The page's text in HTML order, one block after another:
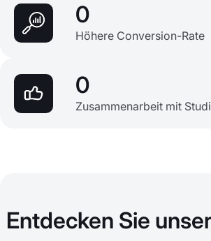
0
Höhere Conversion-Rate
0
Zusammenarbeit mit
Entdecken Sie